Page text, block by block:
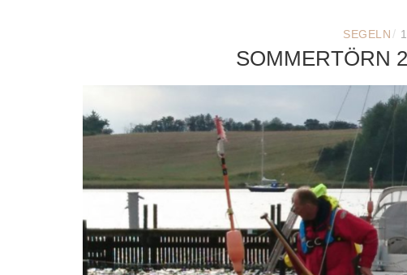
SEGELN /
SOMMERTÖRN